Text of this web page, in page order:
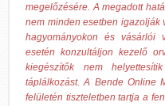
megelőzésére. A megadott
nem minden esetben igazolják
hagyományokon és vásárlói
esetén konzultáljon kezelő
kiegészítők nem
táplálkozást. A Bende Online
felületén tiszteletben tartja a